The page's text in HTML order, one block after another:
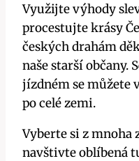
Využijte výhody
procestujte krásy
českých drahám
naše starší občany.
jízdném se můžete
po celé zemi.
Vyberte si z mnoha
navštivte oblíbená